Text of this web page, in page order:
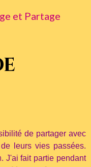
et Partage
de partager avec
leurs vies passées.
J'ai fait partie pendant